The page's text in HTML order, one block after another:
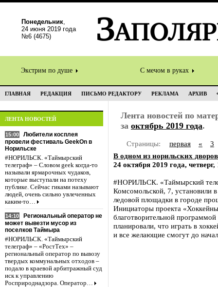
Понедельник,
24 июня 2019 года
№6 (4675)
Экстрим по душе С мечом в руках
ГЛАВНАЯ РЕДАКЦИЯ ПИСЬМО РЕДАКТОРУ РЕКЛАМА АРХИВ
ЛЕНТА НОВОСТЕЙ
15:00
Любители косплея
провели фестиваль GeekOn в
Норильске
#НОРИЛЬСК. «Таймырский
телеграф» – Словом geek когда-то
называли ярмарочных чудаков,
которые выступали на потеху
публике. Сейчас гиками называют
людей, очень сильно увлеченных
каким-то…
14:10
Региональный оператор не
может вывезти мусор из
поселков Таймыра
#НОРИЛЬСК. «Таймырский
телеграф» – «РостТех» –
региональный оператор по вывозу
твердых коммунальных отходов –
подало в краевой арбитражный суд
иск к управлению
Росприроднадзора. Оператор…
Лента новостей по
за октябрь 2019 года.
Страницы: первая «
3
В одном из норильских
24 октября 2019 года, четверг,
#НОРИЛЬСК. «Таймырский
Комсомольской, 7, установили
ледовой площадки в городе
Инициаторы проекта
благотворительной
планировали, что играть в
и все желающие смогут до